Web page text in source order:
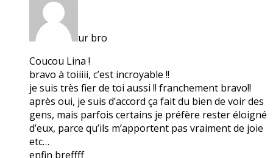
ur bro
Coucou Lina !
bravo à toiiiii, c’est incroyable !!
je suis très fier de toi aussi !! franchement bravo!!
après oui, je suis d’accord ça fait du bien de voir des
gens, mais parfois certains je préfère rester éloigné
d’eux, parce qu’ils m’apportent pas vraiment de joie
etc…
enfin breffff